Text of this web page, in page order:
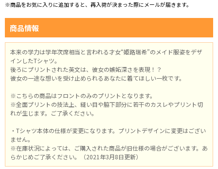
※商品をお気に入りに追加すると、再入荷が決まった際にメールが届きます。
商品情報
本来の学力は学年次席相当と言われる才女“姫路瑞希”のメイド服姿をデザ
インしたTシャツ。
後ろにプリントされた英文は、彼女の嫉妬深さを表現！？
彼女の一途な想いを受け止められるあなたに着てほしい一枚です。
※こちらの商品はフロントのみのプリントとなります。
※全面プリントの技法上、縫い目や脇下部分に若干のカスレやプリント切
れが生じます。ご了承ください。
・Tシャツ本体の仕様が変更になります。プリントデザインに変更はござい
ません。
※在庫状況によっては、ご購入された商品が旧仕様の場合がございます。あ
らかじめご了承ください。（2021年3月8日更新）